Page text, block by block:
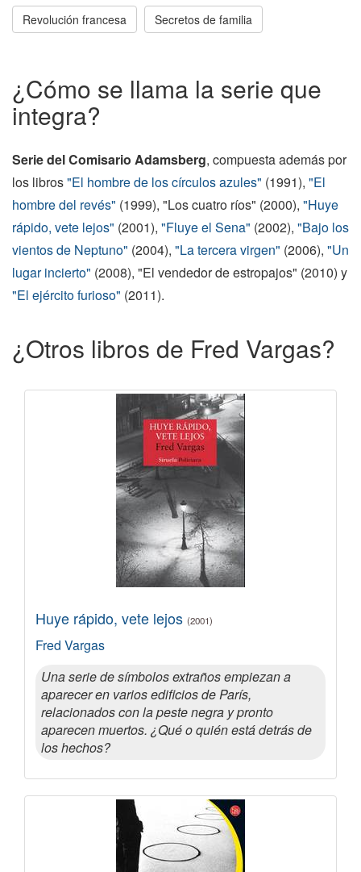
Revolución francesa Secretos de familia
¿Cómo se llama la serie que
integra?
Serie del Comisario Adamsberg, compuesta además por
los libros"El hombre de los círculos azules" (1991), "El
hombre del revés" (1999), "Los cuatro ríos" (2000), "Huye
rápido, vete lejos" (2001), "Fluye el Sena" (2002), "Bajo los
vientos de Neptuno" (2004), "La tercera virgen" (2006), "Un
lugar incierto" (2008), "El vendedor de estropajos" (2010) y
"El ejército furioso" (2011).
¿Otros libros de Fred Vargas?
Huye rápido, vete lejos (2001)
Fred Vargas
Una serie de símbolos extraños empiezan a
aparecer en varios edificios de París,
relacionados con la peste negra y pronto
aparecen muertos. ¿Qué o quién está detrás de
los hechos?